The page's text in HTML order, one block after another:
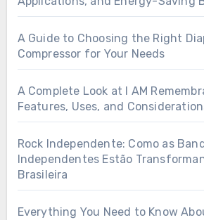
A Guide to Choosing the Right
Compressor for Your Needs
A Complete Look at I AM
Features, Uses, and
Rock Independente: Como as
Independentes Estão
Brasileira
Everything You Need to Know